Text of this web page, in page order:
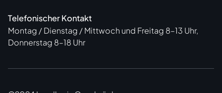
Telefonischer Kontakt
Montag / Dienstag / Mittwoch und Freitag 8–13 Uhr,
Donnerstag 8–18 Uhr